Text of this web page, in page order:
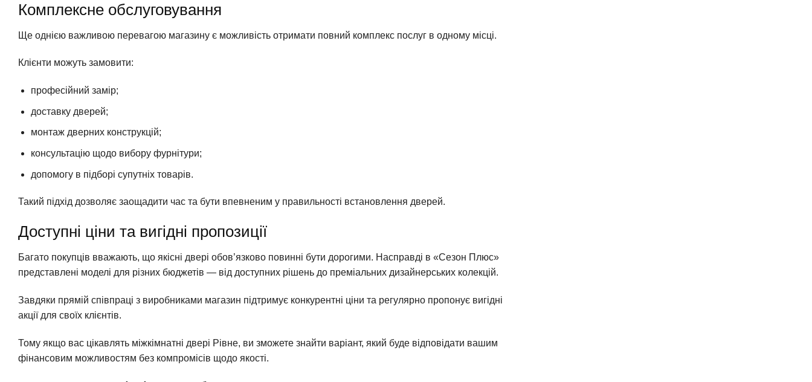
Комплексне обслуговування
Ще однією важливою перевагою магазину є можливість отримати повний комплекс послуг в одному місці.
Клієнти можуть замовити:
професійний замір;
доставку дверей;
монтаж дверних конструкцій;
консультацію щодо вибору фурнітури;
допомогу в підборі супутніх товарів.
Такий підхід дозволяє заощадити час та бути впевненим у правильності встановлення дверей.
Доступні ціни та вигідні пропозиції
Багато покупців вважають, що якісні двері обов’язково повинні бути дорогими. Насправді в «Сезон Плюс»
представлені моделі для різних бюджетів — від доступних рішень до преміальних дизайнерських колекцій.
Завдяки прямій співпраці з виробниками магазин підтримує конкурентні ціни та регулярно пропонує вигідні
акції для своїх клієнтів.
Тому якщо вас цікавлять міжкімнатні двері Рівне, ви зможете знайти варіант, який буде відповідати вашим
фінансовим можливостям без компромісів щодо якості.